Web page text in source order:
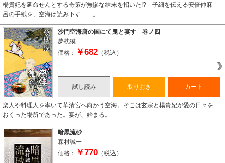
楊貴妃を延命せんとする奇策が無惨な結末を招いた!? 子細を伝える安倍仲麻
呂の手紙を、空海は読み下す……。
沙門空海唐の国にて鬼と宴す 巻ノ四
夢枕獏
価格：
￥682 （税込）
試し読み 取りおき カート
楽人や料理人を率いて華清宮へ向かう空海。そこは玄宗と楊貴妃が愛の日々を
おくった場所であった。宴が、始まる。
暗黒流砂
森村誠一
価格：
￥770 （税込）